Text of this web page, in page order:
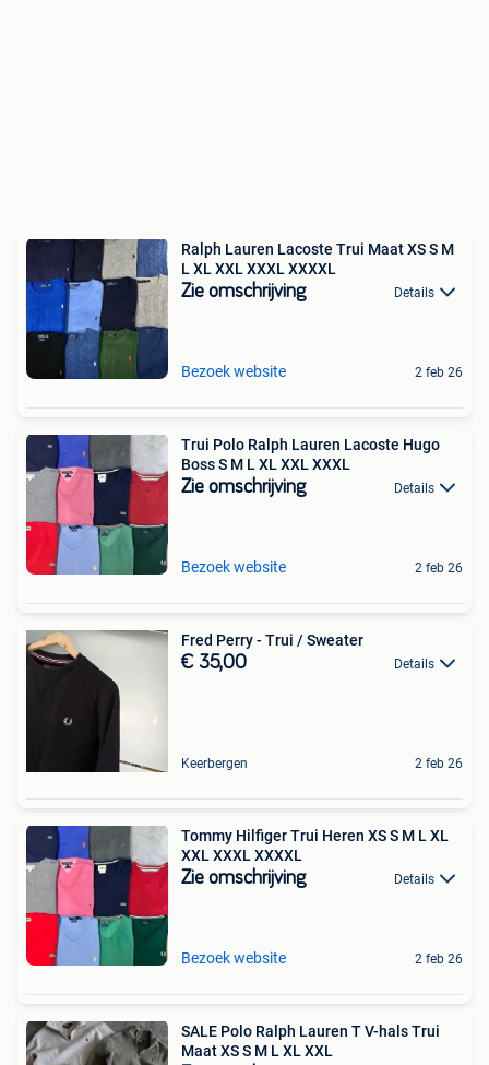
Ralph Lauren Lacoste Trui Maat XS S M
L XL XXL XXXL XXXXL
Zie omschrijving Details
Bezoek website 2 feb 26
Trui Polo Ralph Lauren Lacoste Hugo
Boss S M L XL XXL XXXL
Zie omschrijving Details
Bezoek website 2 feb 26
Fred Perry - Trui / Sweater
€ 35,00 Details
Keerbergen 2 feb 26
Tommy Hilfiger Trui Heren XS S M L XL
XXL XXXL XXXXL
Zie omschrijving Details
Bezoek website 2 feb 26
SALE Polo Ralph Lauren T V-hals Trui
Maat XS S M L XL XXL